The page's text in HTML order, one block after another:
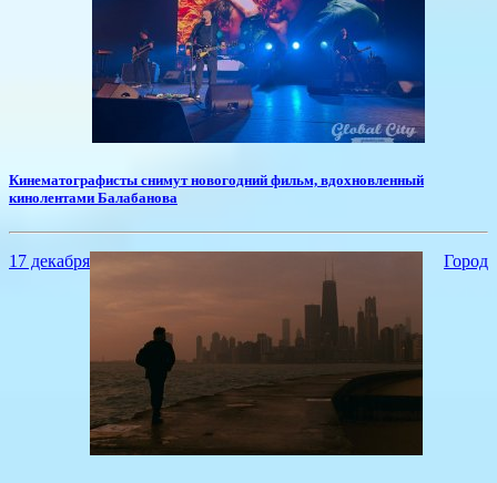
​Кинематографисты снимут новогодний фильм, вдохновленный
кинолентами Балабанова
17 декабря Город